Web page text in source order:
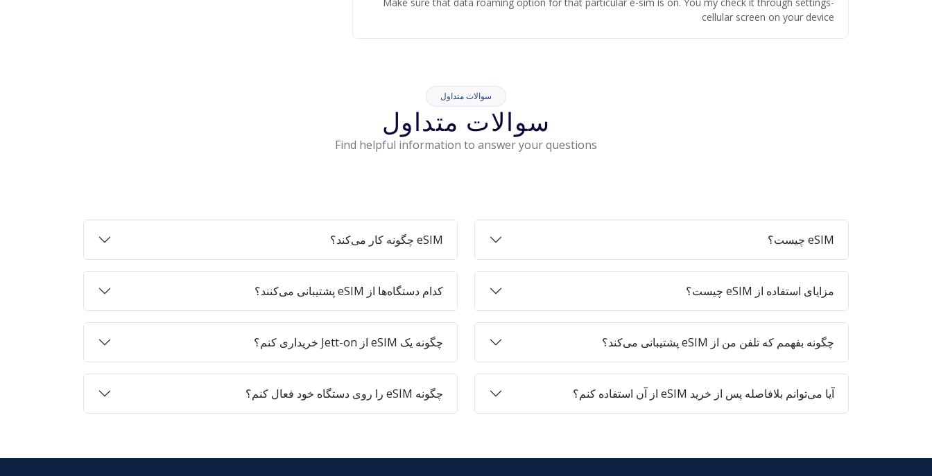
cellular screen on your device
سوالات متداول
سوالات متداول
Find helpful information to answer your questions
eSIM چیست؟ eSIM چگونه کار می‌کند؟
مزایای استفاده از eSIM چیست؟ کدام دستگاه‌ها از eSIM پشتیبانی می‌کنند؟
چگونه بفهمم که تلفن من از eSIM پشتیبانی می‌کند؟ چگونه یک eSIM از Jett-on خریداری کنم؟
آیا می‌توانم بلافاصله پس از خرید eSIM از آن استفاده کنم؟ چگونه eSIM را روی دستگاه خود فعال کنم؟